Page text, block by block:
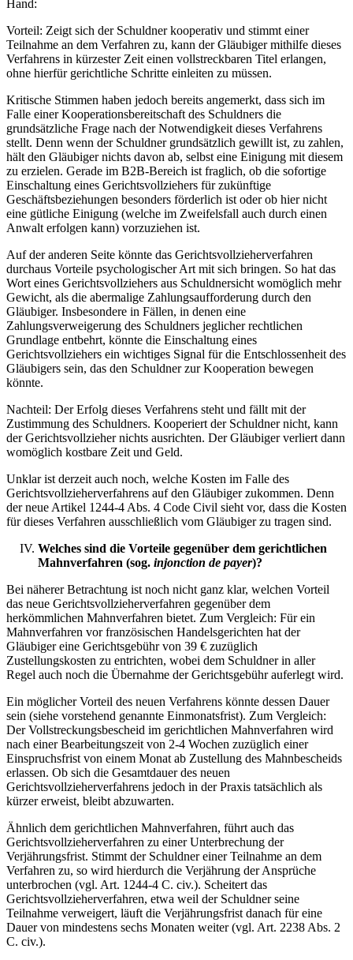
Hand:
Vorteil: Zeigt sich der Schuldner kooperativ und stimmt einer
Teilnahme an dem Verfahren zu, kann der Gläubiger mithilfe dieses
Verfahrens in kürzester Zeit einen vollstreckbaren Titel erlangen,
ohne hierfür gerichtliche Schritte einleiten zu müssen.
Kritische Stimmen haben jedoch bereits angemerkt, dass sich im
Falle einer Kooperationsbereitschaft des Schuldners die
grundsätzliche Frage nach der Notwendigkeit dieses Verfahrens
stellt. Denn wenn der Schuldner grundsätzlich gewillt ist, zu zahlen,
hält den Gläubiger nichts davon ab, selbst eine Einigung mit diesem
zu erzielen. Gerade im B2B-Bereich ist fraglich, ob die sofortige
Einschaltung eines Gerichtsvollziehers für zukünftige
Geschäftsbeziehungen besonders förderlich ist oder ob hier nicht
eine gütliche Einigung (welche im Zweifelsfall auch durch einen
Anwalt erfolgen kann) vorzuziehen ist.
Auf der anderen Seite könnte das Gerichtsvollzieherverfahren
durchaus Vorteile psychologischer Art mit sich bringen. So hat das
Wort eines Gerichtsvollziehers aus Schuldnersicht womöglich mehr
Gewicht, als die abermalige Zahlungsaufforderung durch den
Gläubiger. Insbesondere in Fällen, in denen eine
Zahlungsverweigerung des Schuldners jeglicher rechtlichen
Grundlage entbehrt, könnte die Einschaltung eines
Gerichtsvollziehers ein wichtiges Signal für die Entschlossenheit des
Gläubigers sein, das den Schuldner zur Kooperation bewegen
könnte.
Nachteil: Der Erfolg dieses Verfahrens steht und fällt mit der
Zustimmung des Schuldners. Kooperiert der Schuldner nicht, kann
der Gerichtsvollzieher nichts ausrichten. Der Gläubiger verliert dann
womöglich kostbare Zeit und Geld.
Unklar ist derzeit auch noch, welche Kosten im Falle des
Gerichtsvollzieherverfahrens auf den Gläubiger zukommen. Denn
der neue Artikel 1244-4 Abs. 4 Code Civil sieht vor, dass die Kosten
für dieses Verfahren ausschließlich vom Gläubiger zu tragen sind.
Welches sind die Vorteile gegenüber dem gerichtlichen
Mahnverfahren (sog. injonction de payer)?
Bei näherer Betrachtung ist noch nicht ganz klar, welchen Vorteil
das neue Gerichtsvollzieherverfahren gegenüber dem
herkömmlichen Mahnverfahren bietet. Zum Vergleich: Für ein
Mahnverfahren vor französischen Handelsgerichten hat der
Gläubiger eine Gerichtsgebühr von 39 € zuzüglich
Zustellungskosten zu entrichten, wobei dem Schuldner in aller
Regel auch noch die Übernahme der Gerichtsgebühr auferlegt wird.
Ein möglicher Vorteil des neuen Verfahrens könnte dessen Dauer
sein (siehe vorstehend genannte Einmonatsfrist). Zum Vergleich:
Der Vollstreckungsbescheid im gerichtlichen Mahnverfahren wird
nach einer Bearbeitungszeit von 2-4 Wochen zuzüglich einer
Einspruchsfrist von einem Monat ab Zustellung des Mahnbescheids
erlassen. Ob sich die Gesamtdauer des neuen
Gerichtsvollzieherverfahrens jedoch in der Praxis tatsächlich als
kürzer erweist, bleibt abzuwarten.
Ähnlich dem gerichtlichen Mahnverfahren, führt auch das
Gerichtsvollzieherverfahren zu einer Unterbrechung der
Verjährungsfrist. Stimmt der Schuldner einer Teilnahme an dem
Verfahren zu, so wird hierdurch die Verjährung der Ansprüche
unterbrochen (vgl. Art. 1244-4 C. civ.). Scheitert das
Gerichtsvollzieherverfahren, etwa weil der Schuldner seine
Teilnahme verweigert, läuft die Verjährungsfrist danach für eine
Dauer von mindestens sechs Monaten weiter (vgl. Art. 2238 Abs. 2
C. civ.).